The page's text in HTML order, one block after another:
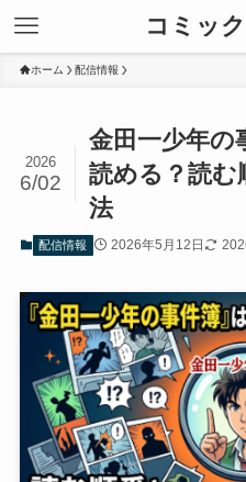
コミッ
ホーム 配信情報
金田一少年の
読める？読む
法
2026
6/02
配信情報 2026年5月12日